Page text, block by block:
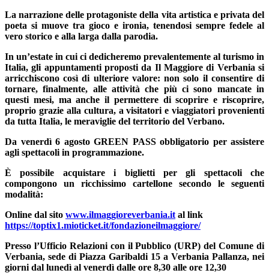
La narrazione delle protagoniste della vita artistica e privata del
poeta si muove tra gioco e ironia, tenendosi sempre fedele al
vero storico e alla larga dalla parodia.
In un’estate in cui ci dedicheremo prevalentemente al turismo in
Italia, gli appuntamenti proposti da Il Maggiore di Verbania si
arricchiscono così di ulteriore valore: non solo il consentire di
tornare, finalmente, alle attività che più ci sono mancate in
questi mesi, ma anche il permettere di scoprire e riscoprire,
proprio grazie alla cultura, a visitatori e viaggiatori provenienti
da tutta Italia, le meraviglie del territorio del Verbano.
Da venerdì 6 agosto GREEN PASS obbligatorio per assistere
agli spettacoli in programmazione.
È possibile acquistare i biglietti per gli spettacoli che
compongono un ricchissimo cartellone secondo le seguenti
modalità:
Online dal sito www.ilmaggioreverbania.it al link
https://toptix1.mioticket.it/fondazioneilmaggiore/
Presso l’Ufficio Relazioni con il Pubblico (URP) del Comune di
Verbania, sede di Piazza Garibaldi 15 a Verbania Pallanza, nei
giorni dal lunedì al venerdì dalle ore 8,30 alle ore 12,30